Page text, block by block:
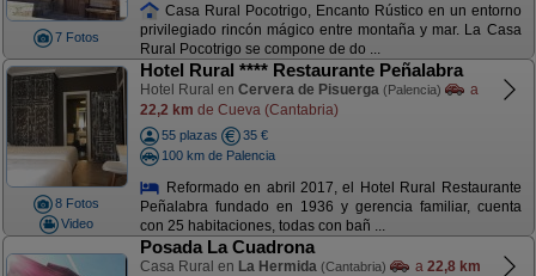
7 Fotos
Casa Rural Pocotrigo, Encanto Rústico en un entorno
privilegiado rincón mágico entre montaña y mar. La Casa
Rural Pocotrigo se compone de do ...
8 Fotos
Video
Hotel Rural **** Restaurante Peñalabra
Hotel Rural en Cervera de Pisuerga (Palencia)
a
22,2 km de Cueva (Cantabria)
55 plazas
35 €
100 km de Palencia
Reformado en abril 2017, el Hotel Rural Restaurante
Peñalabra fundado en 1936 y gerencia familiar, cuenta
con 25 habitaciones, todas con bañ ...
Posada La Cuadrona
Casa Rural en La Hermida (Cantabria) a 22,8 km